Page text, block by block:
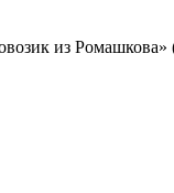
из Ромашкова»